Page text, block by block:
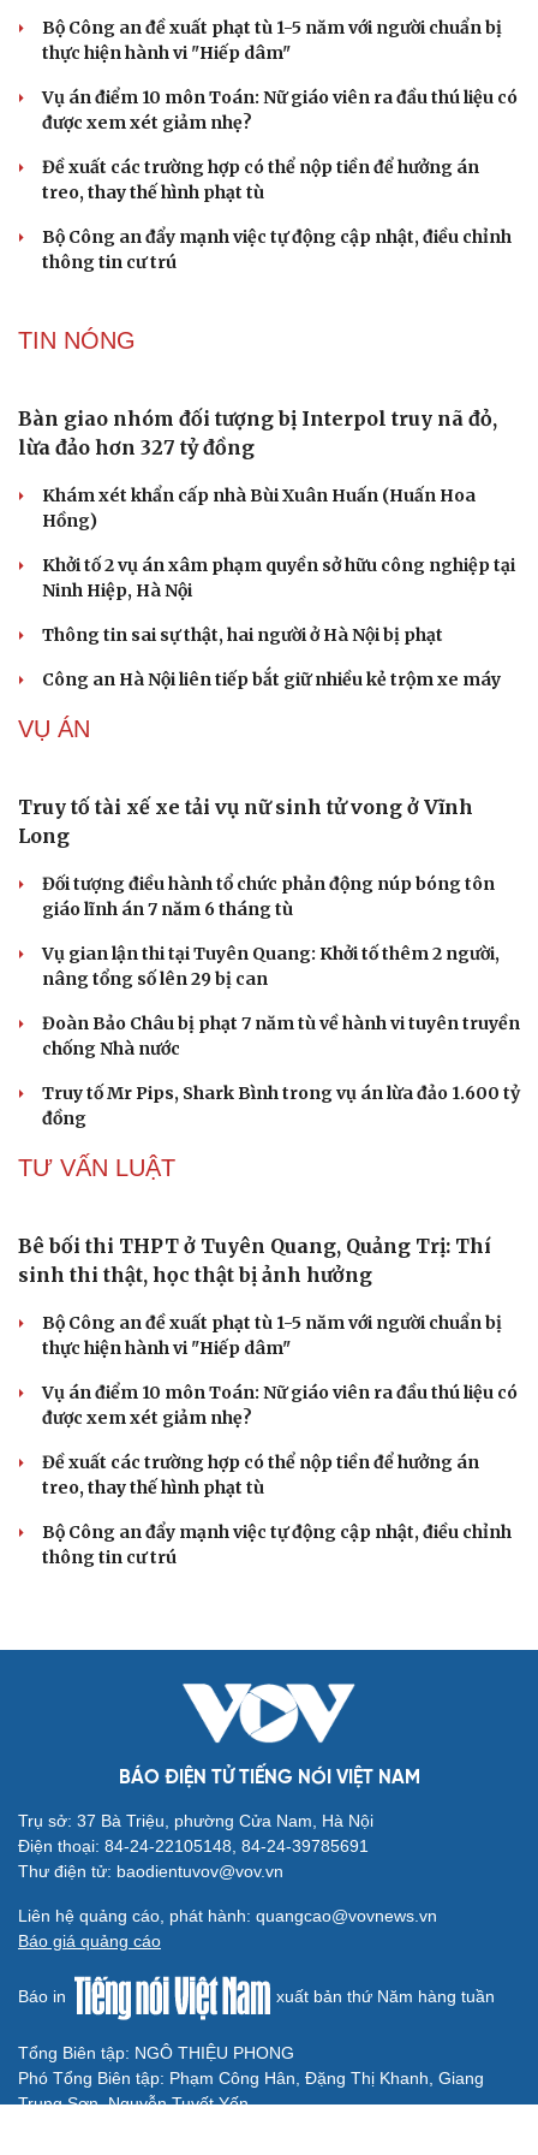
Cải chính
Bền bỉ nối những nhịp cầu vùng cao
Quy tập hài cốt liệt sĩ trong hang đá ở xã Cư Pui, tỉnh
Đắk Lắk
Bê bối thi THPT ở Tuyên Quang, Quảng Trị: Thí
sinh thi thật, học thật bị ảnh hưởng
Bộ Công an đề xuất phạt tù 1-5 năm với người chuẩn bị
thực hiện hành vi "Hiếp dâm"
Vụ án điểm 10 môn Toán: Nữ giáo viên ra đầu thú liệu có
được xem xét giảm nhẹ?
Đề xuất các trường hợp có thể nộp tiền để hưởng án
treo, thay thế hình phạt tù
thông tin cư trú
TIN NÓNG
lừa đảo hơn 327 tỷ đồng
Khám xét khẩn cấp nhà Bùi Xuân Huấn (Huấn Hoa
Khởi tố 2 vụ án xâm phạm quyền sở hữu công nghiệp tại
Ninh Hiệp, Hà Nội
Thông tin sai sự thật, hai người ở Hà Nội bị phạt
Công an Hà Nội liên tiếp bắt giữ nhiều kẻ trộm xe máy
giáo lĩnh án 7 năm 6 tháng tù
Vụ gian lận thi tại Tuyên Quang: Khởi tố thêm 2 người,
nâng tổng số lên 29 bị can
Đoàn Bảo Châu bị phạt 7 năm tù về hành vi tuyên truyền
chống Nhà nước
Truy tố Mr Pips, Shark Bình trong vụ án lừa đảo 1.600 tỷ
đồng
TƯ VẤN LUẬT